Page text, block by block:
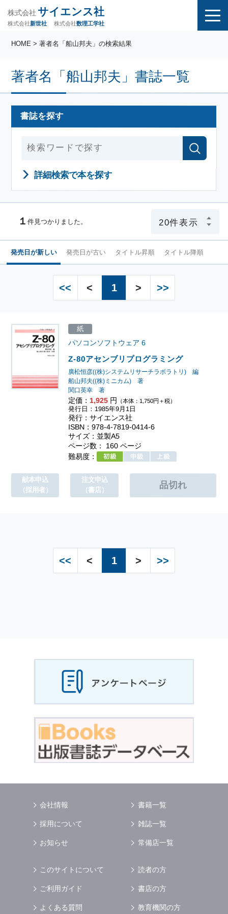
株式会社 サイエンス社
株式会社新世社 株式会社数理工学社
著者名「船山邦夫」書誌一覧
HOME > 著者名「船山邦夫」の検索結果
書誌を探す
詳細検索で本を探す
１ 件見つかりました。
発売日が新しい 発売日が古い タイトル昇順 タイトル降順
<< < 1 > >>
Z-80アセンブリプログラミング
パソコンソフトウェア 6
廣松恒彦((株)システムリサーチラボラトリ) 編
船山邦夫((株)ミニカム) 著
関口英幸 著
定価： 1,925 円 （本体：1,750円＋税）
紙
発行日：1985年9月1日
発行：サイエンス社
ISBN：978-4-7819-0414-6
サイズ：並製A5
ページ数： 160 ページ
難易度：
献本申込
（採用者）
注文申込
（書店）
<< < 1 > >>
会社情報
採用について
お知らせ
書籍一覧
雑誌一覧
常備店一覧
このサイトについて
ご利用ガイド
よくある質問
読者の方
書店の方
教育機関の方